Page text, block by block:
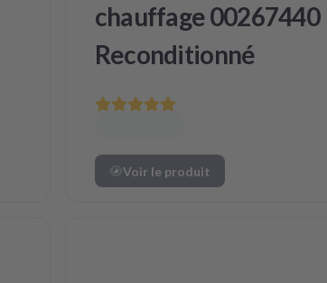
chauffage 00267440
Reconditionné
Voir le produit